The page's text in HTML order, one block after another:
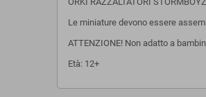
Le miniature devono essere
ATTENZIONE! Non adatto a
Età: 12+